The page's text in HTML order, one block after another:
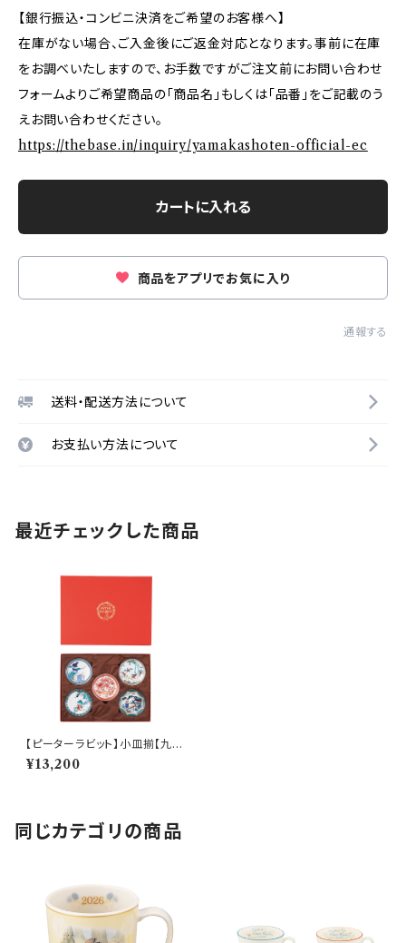
【銀行振込・コンビニ決済をご希望のお客様へ】
在庫がない場合、ご入金後にご返金対応となります。事前に在庫
をお調べいたしますので、お手数ですがご注文前にお問い合わせ
フォームよりご希望商品の「商品名」もしくは「品番」をご記載のう
えお問い合わせください。
https://thebase.in/inquiry/yamakashoten-official-ec
カートに入れる
商品をアプリでお気に入り
通報する
送料・配送方法について
お支払い方法について
最近チェックした商品
【ピーターラビット】小皿揃【九谷
焼】
¥13,200
同じカテゴリの商品